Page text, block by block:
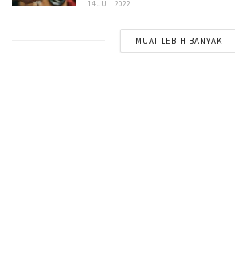
14 JULI 2022
MUAT LEBIH BANYAK